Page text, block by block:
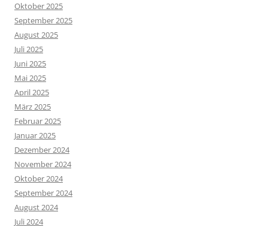
Oktober 2025
September 2025
August 2025
Juli 2025
Juni 2025
Mai 2025
April 2025
März 2025
Februar 2025
Januar 2025
Dezember 2024
November 2024
Oktober 2024
September 2024
August 2024
Juli 2024